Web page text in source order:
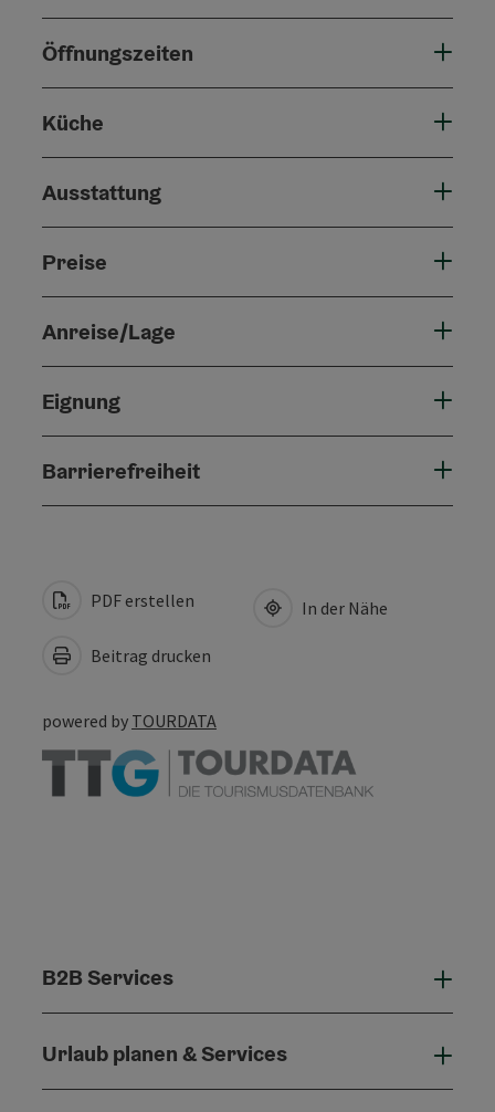
Öffnungszeiten
Küche
Ausstattung
Preise
Anreise/Lage
Eignung
Barrierefreiheit
PDF erstellen
Beitrag drucken
In der Nähe
powered by TOURDATA
B2B Services
Urlaub planen & Services